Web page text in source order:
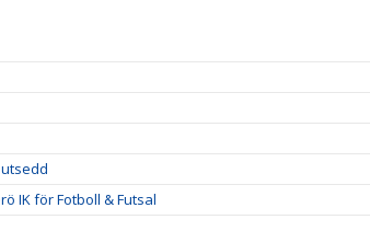
IK för Fotboll & Futsal